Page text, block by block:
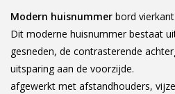
Deurbellen
Huisnummers
Modern huisnummer bord
Dit moderne huisnummer bestaat
gesneden, de contrasterende
uitsparing aan de voorzijde.
afgewerkt met afstandhouders,